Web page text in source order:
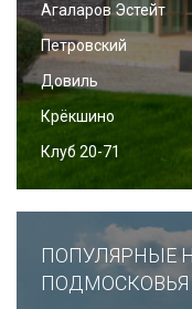
Агаларов Эстейт
Петровский
Довиль
Крёкшино
Клуб 20-71
ПОПУЛЯРНЫЕ
ПОДМОСКОВЬЯ